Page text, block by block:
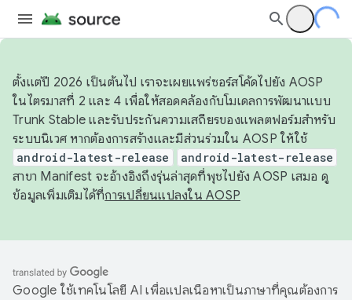
ตั้งแต่ปี 2026 เป็นต้นไป เราจะเผยแพร่ซอร์สโค้ดไปยัง AOSP
ในไตรมาสที่ 2 และ 4 เพื่อให้สอดคล้องกับโมเดลการพัฒนาแบบ
Trunk Stable และรับประกันความเสถียรของแพลตฟอร์มสำหรับ
ระบบนิเวศ หากต้องการสร้างและมีส่วนร่วมใน AOSP ให้ใช้
android-latest-release android-latest-release
สาขา Manifest จะอ้างอิงถึงรุ่นล่าสุดที่พุชไปยัง AOSP เสมอ ดู
ข้อมูลเพิ่มเติมได้ที่การเปลี่ยนแปลงใน AOSP
Google ใช้เทคโนโลยี AI เพื่อแปลเนื้อหาเป็นภาษาที่คุณต้องการ